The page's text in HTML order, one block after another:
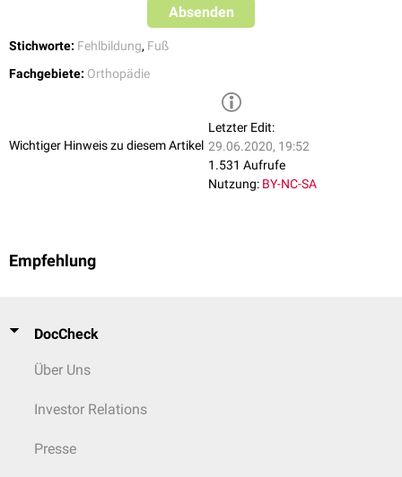
Absenden
Stichworte: Fehlbildung, Fuß
Fachgebiete: Orthopädie
Wichtiger Hinweis zu diesem Artikel
Letzter Edit:
29.06.2020, 19:52
1.531 Aufrufe
Nutzung: BY-NC-SA
Empfehlung
DocCheck
Über Uns
Investor Relations
Presse